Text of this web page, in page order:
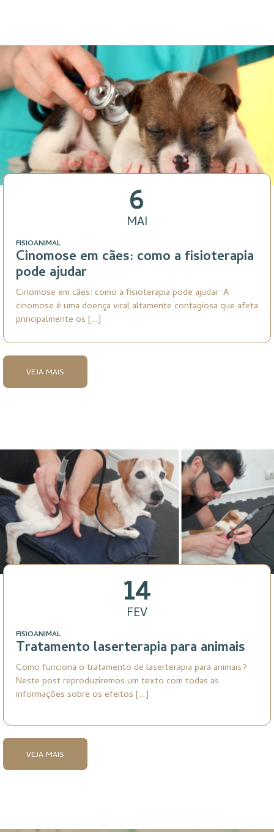
6
MAI
FISIOANIMAL
Cinomose em cães: como a fisioterapia
pode ajudar
Cinomose em cães: como a fisioterapia pode ajudar A
cinomose é uma doença viral altamente contagiosa que afeta
principalmente os […]
VEJA MAIS
14
FEV
FISIOANIMAL
Tratamento laserterapia para animais
Como funciona o tratamento de laserterapia para animais?
Neste post reproduziremos um texto com todas as
informações sobre os efeitos […]
VEJA MAIS